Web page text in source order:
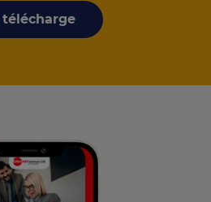
télécharge